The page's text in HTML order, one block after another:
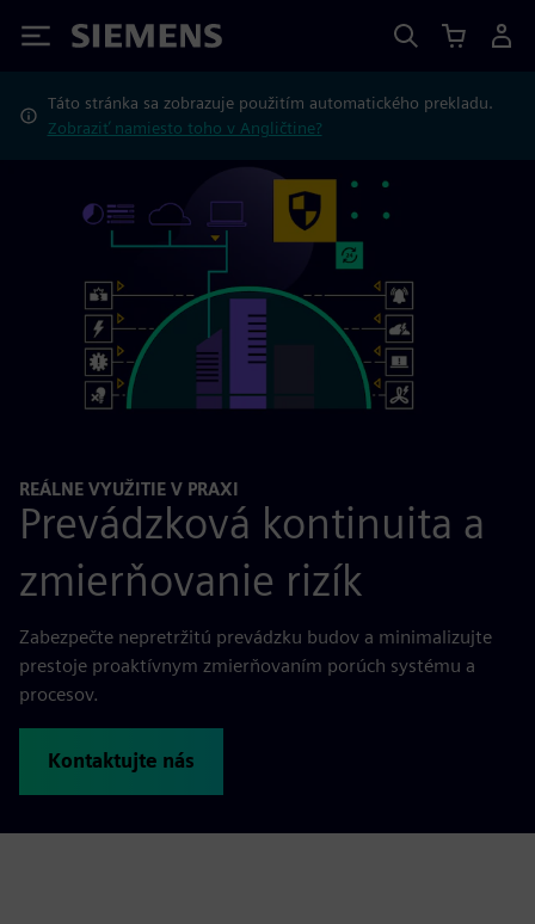
Siemens
Táto stránka sa zobrazuje použitím automatického prekladu.
Zobraziť namiesto toho v Angličtine?
REÁLNE VYUŽITIE V PRAXI
Prevádzková kontinuita a
zmierňovanie rizík
Zabezpečte nepretržitú prevádzku budov a minimalizujte
prestoje proaktívnym zmierňovaním porúch systému a
procesov.
Kontaktujte nás